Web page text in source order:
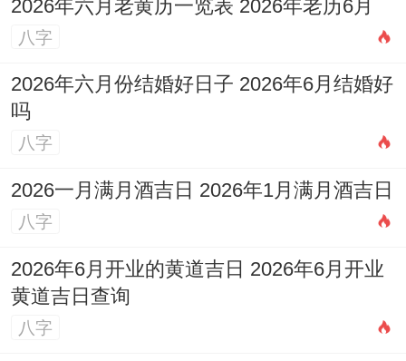
2026年六月老黄历一览表 2026年老历6月
八字
2026年六月份结婚好日子 2026年6月结婚好
吗
八字
2026一月满月酒吉日 2026年1月满月酒吉日
八字
2026年6月开业的黄道吉日 2026年6月开业
黄道吉日查询
八字